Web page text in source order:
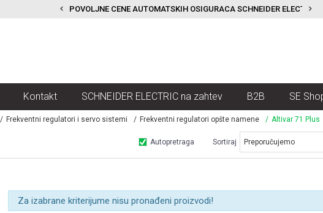
I UTICNICA POVOLJNE CENE AUTOMATSKIH OSIGURACA SCHNEIDER ELECTRIC
Kontakt SCHNEIDER ELECTRIC na zahtev B2B SE
Frekventni regulatori i servo sistemi Frekventni regulatori opšte namene Altivar 71 Plus
Autopretraga Sortiraj
Za izabrane kriterijume nisu pronađeni proizvodi!